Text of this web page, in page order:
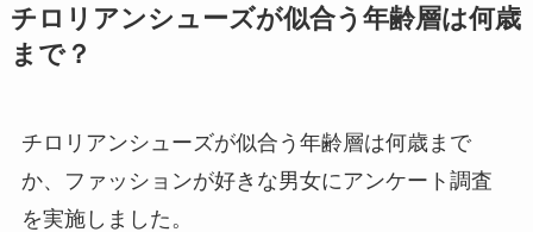
チロリアンシューズが似合う年齢層は何歳
まで？
チロリアンシューズが似合う年齢層は何歳まで
か、ファッションが好きな男女にアンケート調査
を実施しました。